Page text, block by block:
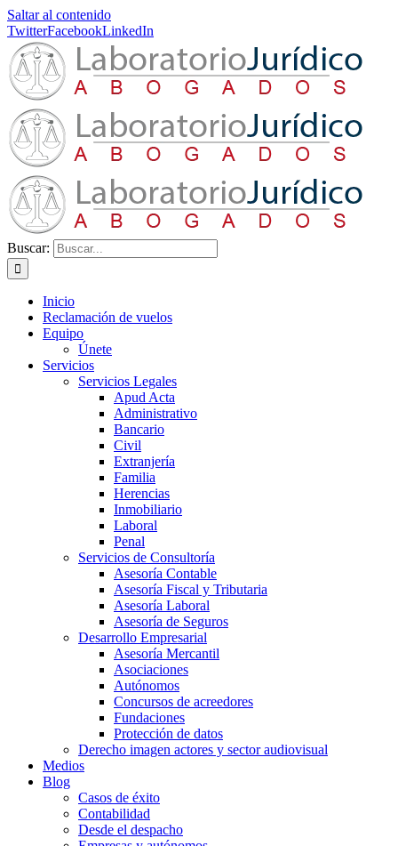
Saltar al contenido
TwitterFacebookLinkedIn
Buscar:
Inicio
Reclamación de vuelos
Equipo
Únete
Servicios
Servicios Legales
Apud Acta
Administrativo
Bancario
Civil
Extranjería
Familia
Herencias
Inmobiliario
Laboral
Penal
Servicios de Consultoría
Asesoría Contable
Asesoría Fiscal y Tributaria
Asesoría Laboral
Asesoría de Seguros
Desarrollo Empresarial
Asesoría Mercantil
Asociaciones
Autónomos
Concursos de acreedores
Fundaciones
Protección de datos
Derecho imagen actores y sector audiovisual
Medios
Blog
Casos de éxito
Contabilidad
Desde el despacho